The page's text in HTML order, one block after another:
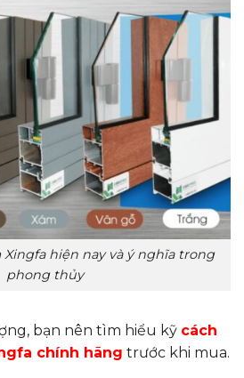
Xingfa hiện nay và ý nghĩa trong
phong thủy
bạn nên tìm hiểu kỹ cách
chính hãng trước khi mua.